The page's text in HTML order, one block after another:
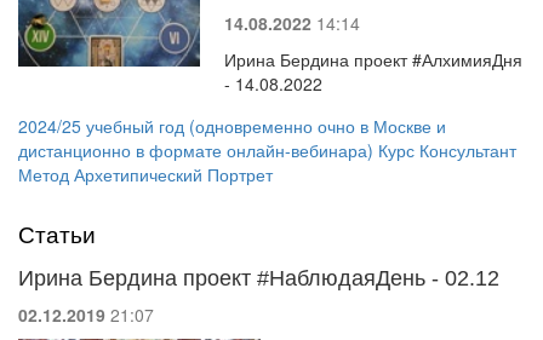
14.08.2022 14:14
Ирина Бердина проект #АлхимияДня
- 14.08.2022
2024/25 учебный год (одновременно очно в Москве и
дистанционно в формате онлайн-вебинара) Курс Консультант
Метод Архетипический Портрет
Статьи
Ирина Бердина проект #НаблюдаяДень - 02.12
02.12.2019 21:07